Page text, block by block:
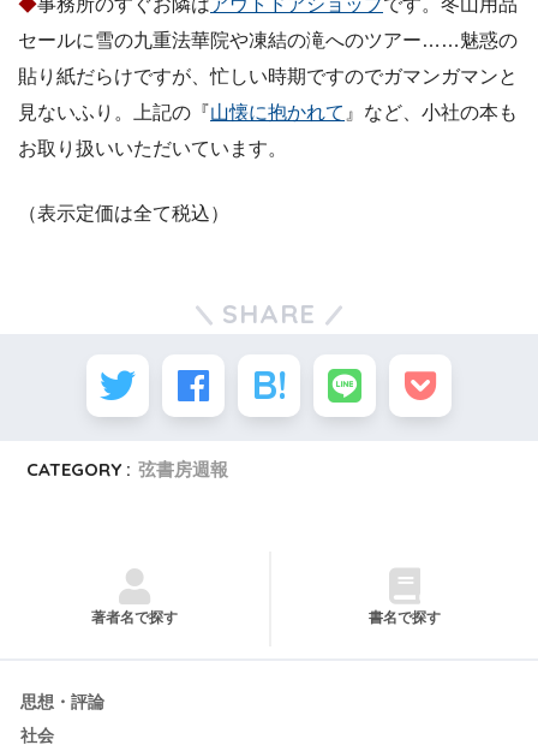
セールに雪の九重法華院や凍結の滝へのツアー……魅惑の
貼り紙だらけですが、忙しい時期ですのでガマンガマンと
見ないふり。上記の『山懐に抱かれて 』など、小社の本も
お取り扱いいただいています。
（表示定価は全て税込）
SHARE
CATEGORY : 弦書房週報
著者名で探す 書名で探す
思想・評論
社会